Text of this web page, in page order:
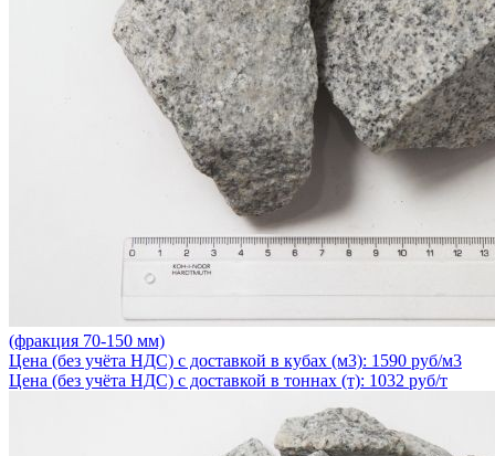
(фракция 70-150 мм)
Цена (без учёта НДС) с доставкой в кубах (м3): 1590 руб/м3
Цена (без учёта НДС) с доставкой в тоннах (т): 1032 руб/т